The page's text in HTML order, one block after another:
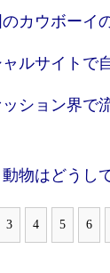
カウボーイ
ルサイトで
ッション界
物はどうし
3 4 5 6